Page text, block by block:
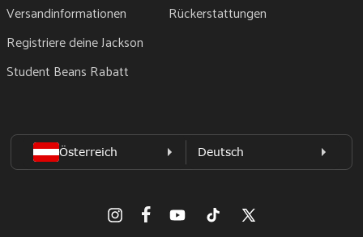
Versandinformationen
Registriere deine Jackson
Student Beans Rabatt
Rückerstattungen
InstagramFacebookYouTubeTikTok X